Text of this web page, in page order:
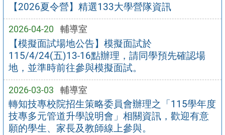
【2026夏令營】精選133大學營隊資訊
2026-04-20 輔導室
【模擬面試場地公告】模擬面試於
115/4/24(五)13-16點辦理，請同學預先確認場
地，並準時前往參與模擬面試。
2026-03-03 輔導室
轉知技專校院招生策略委員會辦理之「115學年度
技專多元管道升學說明會」相關資訊，歡迎有意
願的學生、家長及教師線上參與。